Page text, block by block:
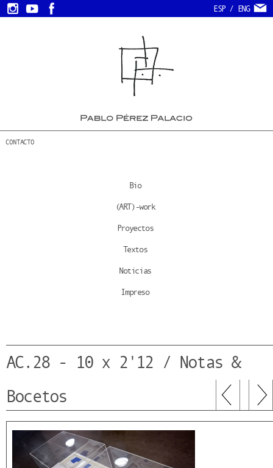
ESP/ ENG
CONTACTO
Bio
(ART)-work
Proyectos
Textos
Noticias
Impreso
AC.28 - 10 x 2'12 / Notas &
Bocetos